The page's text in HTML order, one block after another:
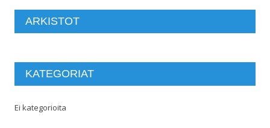
ARKISTOT
KATEGORIAT
Ei kategorioita